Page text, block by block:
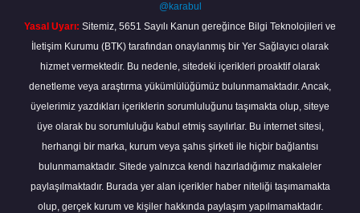
@karabul
Yasal Uyarı: Sitemiz, 5651 Sayılı Kanun gereğince Bilgi Teknolojileri ve
İletişim Kurumu (BTK) tarafından onaylanmış bir Yer Sağlayıcı olarak
hizmet vermektedir. Bu nedenle, sitedeki içerikleri proaktif olarak
denetleme veya araştırma yükümlülüğümüz bulunmamaktadır. Ancak,
üyelerimiz yazdıkları içeriklerin sorumluluğunu taşımakta olup, siteye
üye olarak bu sorumluluğu kabul etmiş sayılırlar. Bu internet sitesi,
herhangi bir marka, kurum veya şahıs şirketi ile hiçbir bağlantısı
bulunmamaktadır. Sitede yalnızca kendi hazırladığımız makaleler
paylaşılmaktadır. Burada yer alan içerikler haber niteliği taşımamakta
olup, gerçek kurum ve kişiler hakkında paylaşım yapılmamaktadır.